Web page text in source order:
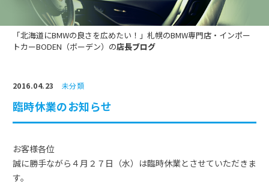
「北海道にBMWの良さを広めたい！」札幌のBMW専門店・インポー
トカーBODEN（ボーデン）の店長ブログ
2016.04.23 未分類
臨時休業のお知らせ
お客様各位
誠に勝手ながら４月２７日（水）は臨時休業とさせていただきま
す。